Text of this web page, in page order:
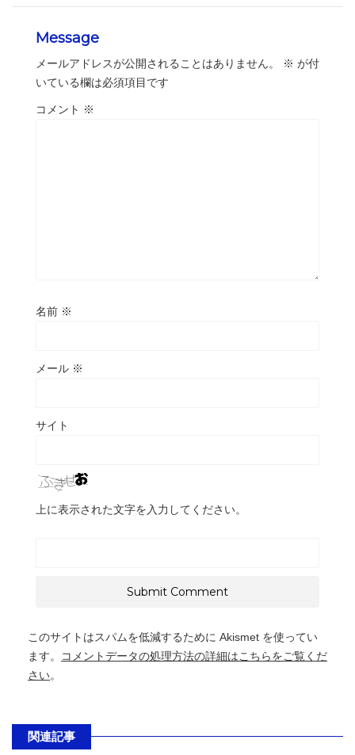
Message
メールアドレスが公開されることはありません。 ※ が付
いている欄は必須項目です
コメント ※
名前 ※
メール ※
サイト
上に表示された文字を入力してください。
このサイトはスパムを低減するために Akismet を使ってい
ます。
コメントデータの処理方法の詳細はこちらをご覧くだ
さい。
関連記事